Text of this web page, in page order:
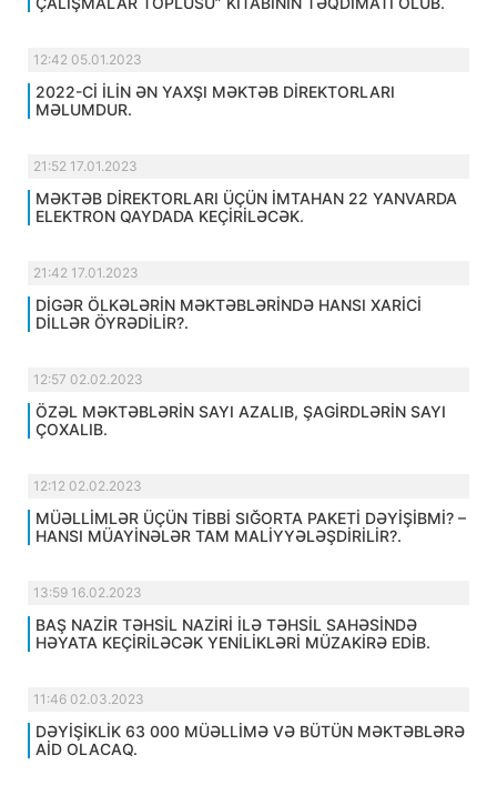
12:42 05.01.2023
2022-Cİ İLİN ƏN YAXŞI MƏKTƏB DİREKTORLARI
MƏLUMDUR.
21:52 17.01.2023
MƏKTƏB DİREKTORLARI ÜÇÜN İMTAHAN 22 YANVARDA
ELEKTRON QAYDADA KEÇİRİLƏCƏK.
21:42 17.01.2023
DİGƏR ÖLKƏLƏRİN MƏKTƏBLƏRİNDƏ HANSI XARİCİ
DİLLƏR ÖYRƏDİLİR?.
12:57 02.02.2023
ÖZƏL MƏKTƏBLƏRİN SAYI AZALIB, ŞAGİRDLƏRİN SAYI
ÇOXALIB.
12:12 02.02.2023
MÜƏLLİMLƏR ÜÇÜN TİBBİ SIĞORTA PAKETİ DƏYİŞİBMİ? –
HANSI MÜAYİNƏLƏR TAM MALİYYƏLƏŞDİRİLİR?.
13:59 16.02.2023
BAŞ NAZİR TƏHSİL NAZİRİ İLƏ TƏHSİL SAHƏSİNDƏ
HƏYATA KEÇİRİLƏCƏK YENİLİKLƏRİ MÜZAKİRƏ EDİB.
11:46 02.03.2023
DƏYİŞİKLİK 63 000 MÜƏLLİMƏ VƏ BÜTÜN MƏKTƏBLƏRƏ
AİD OLACAQ.